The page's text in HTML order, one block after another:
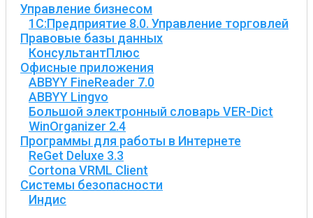
Управление бизнесом
1С:Предприятие 8.0. Управление торговлей
Правовые базы данных
КонсультантПлюс
Офисные приложения
ABBYY FineReader 7.0
ABBYY Lingvo
Большой электронный словарь VER-Dict
WinOrganizer 2.4
Программы для работы в Интернете
ReGet Deluxe 3.3
Cortona VRML Client
Системы безопасности
Индис